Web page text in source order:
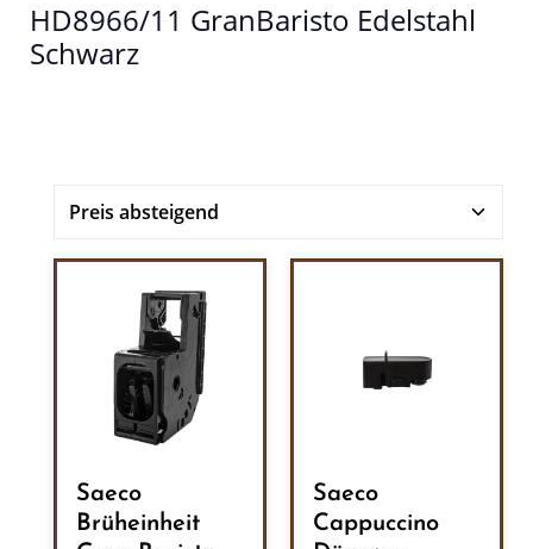
HD8966/11 GranBaristo Edelstahl
Schwarz
Saeco
Brüheinheit
Saeco
Cappuccino